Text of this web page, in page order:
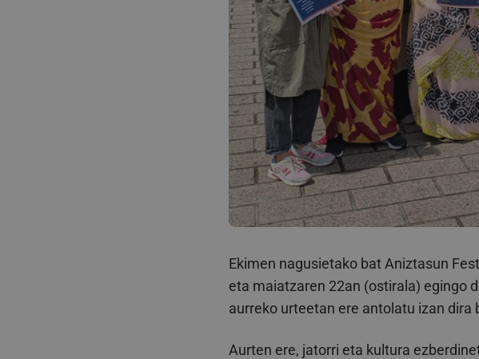
Ekimen nagusietako bat Aniztasun
eta maiatzaren 22an (ostirala) egingo
aurreko urteetan ere antolatu izan dira
Aurten ere, jatorri eta kultura